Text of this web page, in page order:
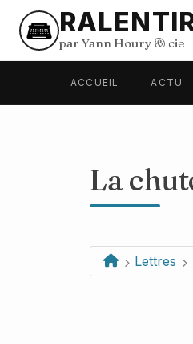
par Yann Houry & cie
ACCUEIL ACTU
La
Lettres